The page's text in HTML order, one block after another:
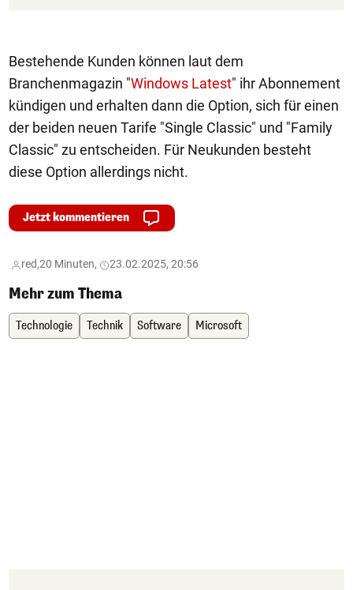
Bestehende Kunden können laut dem
Branchenmagazin "Windows Latest" ihr Abonnement
kündigen und erhalten dann die Option, sich für einen
der beiden neuen Tarife "Single Classic" und "Family
Classic" zu entscheiden. Für Neukunden besteht
diese Option allerdings nicht.
Jetzt kommentieren
red,20 Minuten, 23.02.2025, 20:56
Mehr zum Thema
Technologie Technik Software Microsoft